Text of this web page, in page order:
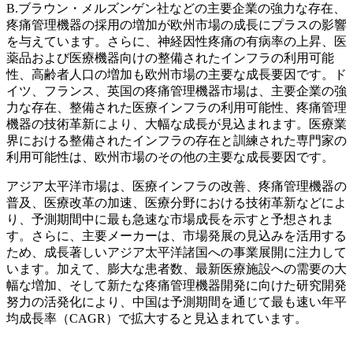
B.ブラウン・メルズンゲン社などの主要企業の強力な存在、
疼痛管理機器の採用の増加が欧州市場の成長にプラスの影響
を与えています。さらに、神経因性疼痛の有病率の上昇、医
薬品および医療機器向けの整備されたインフラの利用可能
性、高齢者人口の増加も欧州市場の主要な成長要因です。ド
イツ、フランス、英国の疼痛管理機器市場は、主要企業の強
力な存在、整備された医療インフラの利用可能性、疼痛管理
機器の技術革新により、大幅な成長が見込まれます。医療業
界における整備されたインフラの存在と訓練された専門家の
利用可能性は、欧州市場のその他の主要な成長要因です。
アジア太平洋市場は、医療インフラの改善、疼痛管理機器の
普及、医療改革の加速、医療分野における技術革新などによ
り、予測期間中に最も急速な市場成長を示すと予想されま
す。さらに、主要メーカーは、市場発展の見込みを活用する
ため、成長著しいアジア太平洋諸国への事業展開に注力して
います。加えて、膨大な患者数、最新医療施設への需要の大
幅な増加、そして新たな疼痛管理機器開発に向けた研究開発
努力の活発化により、中国は予測期間を通じて最も速い年平
均成長率（CAGR）で拡大すると見込まれています。